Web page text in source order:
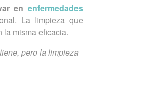
en enfermedades
La limpieza que
la misma eficacia.
pero la limpieza